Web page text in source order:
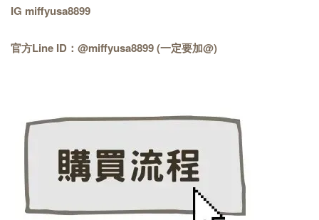
IG miffyusa8899
官方Line ID：@miffyusa8899 (一定要加@)